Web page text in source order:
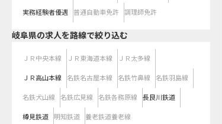
実務経験者優遇 普通自動車免許 調理師免許
岐阜県の求人を路線で絞り込む
ＪＲ中央本線 ＪＲ東海道本線 ＪＲ太多線
ＪＲ高山本線 名鉄名古屋本線 名鉄竹鼻線 名鉄羽島線
名鉄犬山線 名鉄広見線 名鉄各務原線 長良川鉄道
樽見鉄道 明知鉄道 養老鉄道養老線